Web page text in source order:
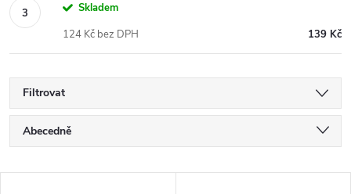
Skladem
139 Kč
124 Kč bez DPH
Filtrovat
Ř
a
Abecedně